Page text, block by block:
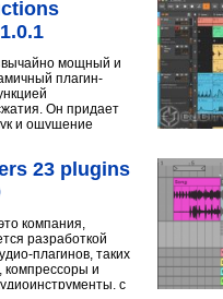
мощный и
плагин-
Он придает
и ощущение
23 plugins
компания,
разработкой
плагинов, таких
компрессоры и
с